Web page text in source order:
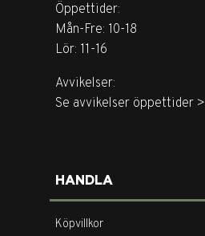
Öppettider:
Mån-Fre: 10-18
Lör: 11-16
Avvikelser:
Se avvikelser öppettider >
HANDLA
Köpvillkor